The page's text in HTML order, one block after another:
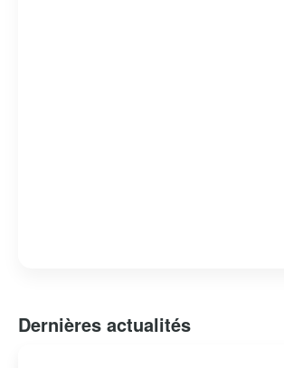
Dernières actualités